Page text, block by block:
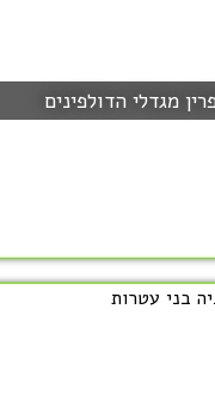
מגדלי הדולפינים